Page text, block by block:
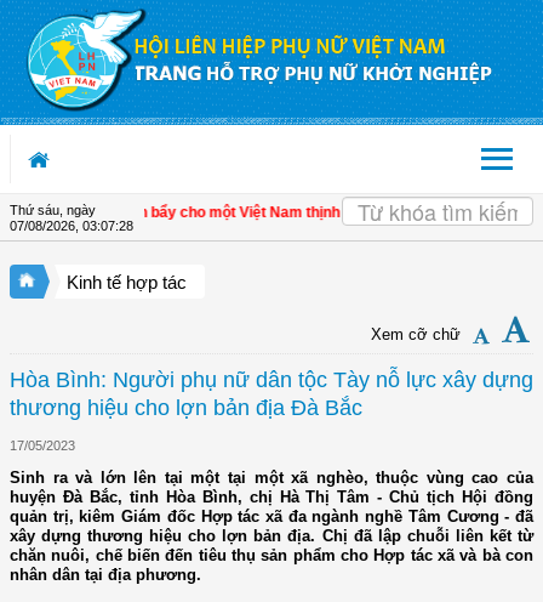
Truy cập nội dung luôn
Thứ sáu, ngày
07/08/2026 03:07:29
tế tư nhân - Đòn bẩy cho một Việt Nam thịnh vượng | Hội LHPN tỉnh Kiên
Kinh tế hợp tác
Xem cỡ chữ
Hòa Bình: Người phụ nữ dân tộc Tày nỗ lực xây dựng
thương hiệu cho lợn bản địa Đà Bắc
17/05/2023
Sinh ra và lớn lên tại một tại một xã nghèo, thuộc vùng cao của
huyện Đà Bắc, tỉnh Hòa Bình, chị Hà Thị Tâm - Chủ tịch Hội đồng
quản trị, kiêm Giám đốc Hợp tác xã đa ngành nghề Tâm Cương - đã
xây dựng thương hiệu cho lợn bản địa. Chị đã lập chuỗi liên kết từ
chăn nuôi, chế biến đến tiêu thụ sản phẩm cho Hợp tác xã và bà con
nhân dân tại địa phương.